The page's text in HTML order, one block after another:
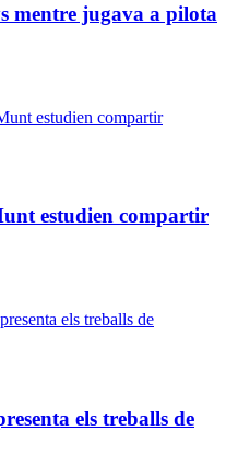
mentre jugava a pilota
estudien compartir
els treballs de